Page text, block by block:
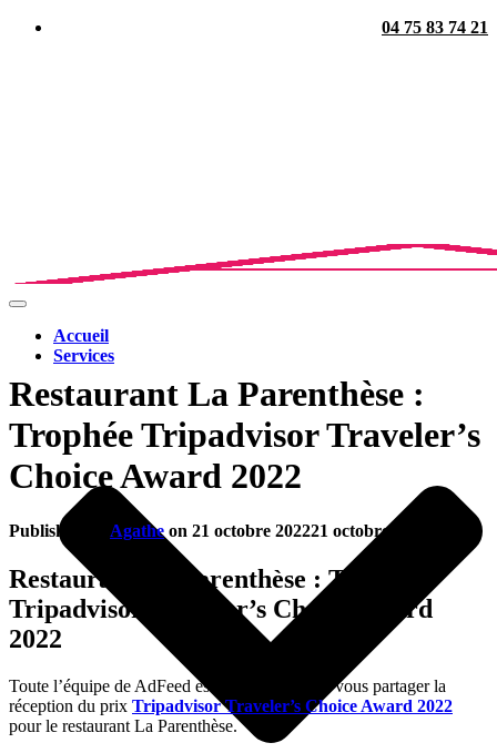
04 75 83 74 21
Ouvrir/fermer
navigationAccueil
Services
Restaurant La Parenthèse :
Trophée Tripadvisor Traveler’s
Choice Award 2022
Published by Agathe on 21 octobre 202221 octobre 2022
Restaurant La Parenthèse : Trophée
Tripadvisor Traveler’s Choice Award
2022
Toute l’équipe de AdFeed est très heureuse de vous partager la
réception du prix Tripadvisor Traveler’s Choice Award 2022
pour le restaurant La Parenthèse.